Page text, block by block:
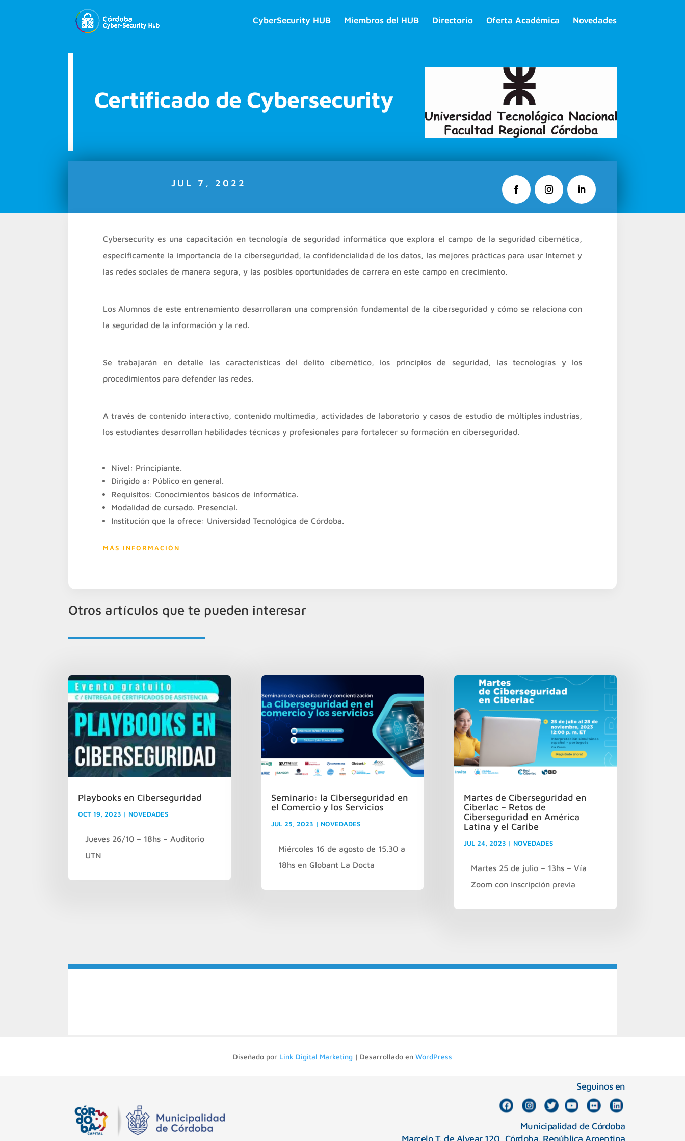
CyberSecurity HUB Miembros del HUB Directorio Oferta Académica Novedades
Certificado de Cybersecurity
JUL 7, 2022
Cybersecurity es una capacitación en tecnología de seguridad informática que explora el campo de la seguridad cibernética,
específicamente la importancia de la ciberseguridad, la confidencialidad de los datos, las mejores prácticas para usar Internet y
las redes sociales de manera segura, y las posibles oportunidades de carrera en este campo en crecimiento.
Los Alumnos de este entrenamiento desarrollaran una comprensión fundamental de la ciberseguridad y cómo se relaciona con
la seguridad de la información y la red.
Se trabajarán en detalle las características del delito cibernético, los principios de seguridad, las tecnologías y los
procedimientos para defender las redes.
A través de contenido interactivo, contenido multimedia, actividades de laboratorio y casos de estudio de múltiples industrias,
los estudiantes desarrollan habilidades técnicas y profesionales para fortalecer su formación en ciberseguridad.
Nivel: Principiante.
Dirigido a: Público en general.
Requisitos: Conocimientos básicos de informática.
Modalidad de cursado. Presencial.
Institución que la ofrece: Universidad Tecnológica de Córdoba.
MÁS INFORMACIÓN
Otros artículos que te pueden interesar
Playbooks en Ciberseguridad
OCT 19, 2023 | NOVEDADES
Jueves 26/10 – 18hs – Auditorio
UTN
Seminario: la Ciberseguridad en
el Comercio y los Servicios
JUL 25, 2023 | NOVEDADES
Miércoles 16 de agosto de 15.30 a
18hs en Globant La Docta
Martes de Ciberseguridad en
Ciberlac – Retos de
Ciberseguridad en América
Latina y el Caribe
JUL 24, 2023 | NOVEDADES
Martes 25 de julio – 13hs – Vía
Zoom con inscripción previa
Diseñado por Link Digital Marketing | Desarrollado en WordPress
Seguinos en
Municipalidad de Córdoba
Marcelo T. de Alvear 120, Córdoba. República Argentina